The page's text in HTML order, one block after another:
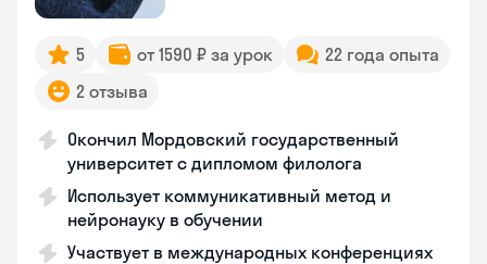
5 от 1590 ₽ за урок
22 года опыта
2 отзыва
Окончил Мордовский государственный
университет с дипломом филолога
Использует коммуникативный метод и
нейронауку в обучении
Участвует в международных конференциях